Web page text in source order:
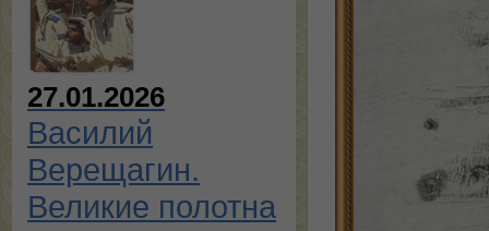
27.01.2026
Василий
Верещагин.
Великие полотна